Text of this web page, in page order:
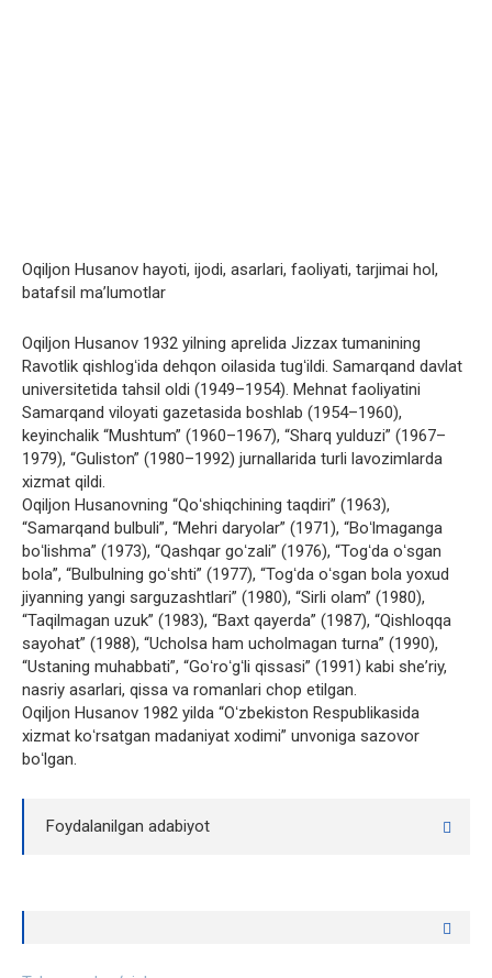
Oqiljon Husanov hayoti, ijodi, asarlari, faoliyati, tarjimai hol,
batafsil ma’lumotlar
Oqiljon Husanov 1932 yilning aprelida Jizzax tumanining
Ravotlik qishlogʻida dehqon oilasida tugʻildi. Samarqand davlat
universitetida tahsil oldi (1949–1954). Mehnat faoliyatini
Samarqand viloyati gazetasida boshlab (1954–1960),
keyinchalik “Mushtum” (1960–1967), “Sharq yulduzi” (1967–
1979), “Guliston” (1980–1992) jurnallarida turli lavozimlarda
xizmat qildi.
Oqiljon Husanovning “Qoʻshiqchining taqdiri” (1963),
“Samarqand bulbuli”, “Mehri daryolar” (1971), “Boʻlmaganga
boʻlishma” (1973), “Qashqar goʻzali” (1976), “Togʻda oʻsgan
bola”, “Bulbulning goʻshti” (1977), “Togʻda oʻsgan bola yoxud
jiyanning yangi sarguzashtlari” (1980), “Sirli olam” (1980),
“Taqilmagan uzuk” (1983), “Baxt qayerda” (1987), “Qishloqqa
sayohat” (1988), “Ucholsa ham ucholmagan turna” (1990),
“Ustaning muhabbati”, “Goʻroʻgʻli qissasi” (1991) kabi sheʼriy,
nasriy asarlari, qissa va romanlari chop etilgan.
Oqiljon Husanov 1982 yilda “Oʻzbekiston Respublikasida
xizmat koʻrsatgan madaniyat xodimi” unvoniga sazovor
boʻlgan.
Foydalanilgan adabiyot